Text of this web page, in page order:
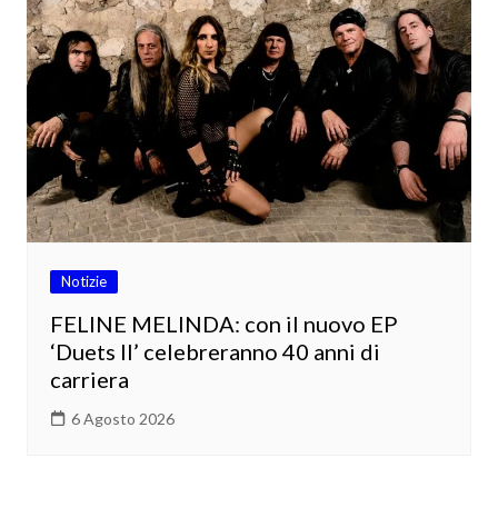
Notizie
FELINE MELINDA: con il nuovo EP
‘Duets II’ celebreranno 40 anni di
carriera
6 Agosto 2026